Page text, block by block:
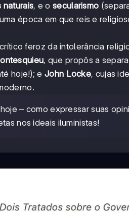
, e osecularismo
época em que reis e
feroz da intolerância
, que propôs a
hoje!); e John Locke, cujas
– como expressar suas
nos ideais iluministas!